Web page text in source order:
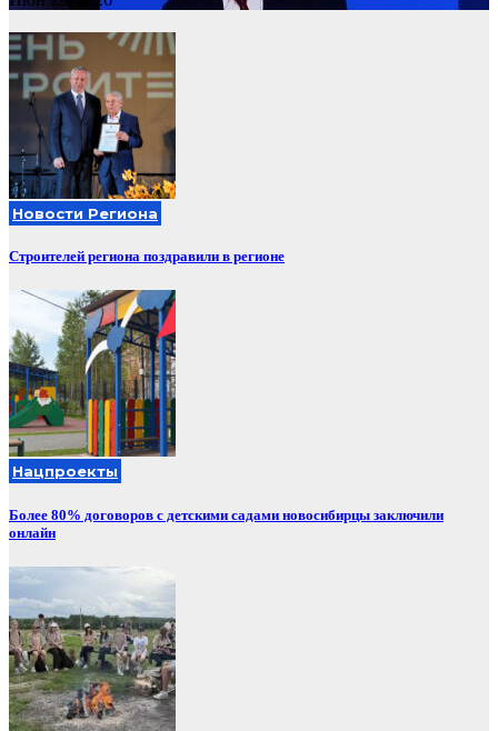
Новости Региона
Строителей региона поздравили в регионе
Нацпроекты
Более 80% договоров с детскими садами новосибирцы заключили
онлайн